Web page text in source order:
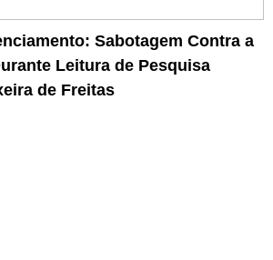
Sabotagem Contra a
Leitura de Pesquisa
de Freitas